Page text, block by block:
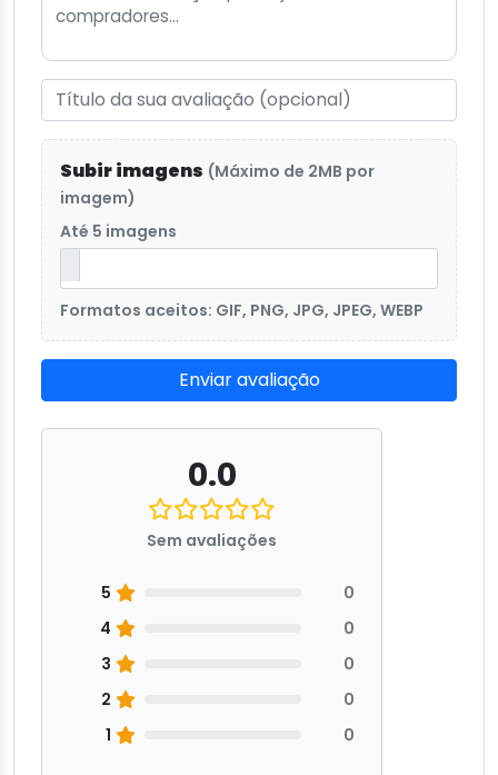
Subir imagens (Máximo de 2MB por
imagem)
Até 5 imagens
Formatos aceitos: GIF, PNG, JPG, JPEG, WEBP
Enviar avaliação
0.0
Sem avaliações
5
0
4
0
3
0
2
0
1
0